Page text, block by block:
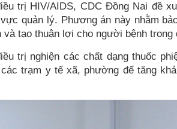
trị HIV/AIDS, CDC Đồng Nai đề
quản lý. Phương án này nhằm
tạo thuận lợi cho người bệnh
trị nghiện các chất dạng thuốc
trạm y tế xã, phường để tăng